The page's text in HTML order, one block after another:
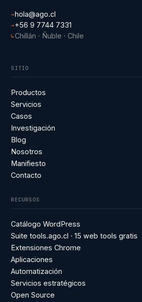
→hola@ago.cl
→ +56 9 7744 7331
↳Chillán · Ñuble · Chile
SITIO
Productos
Servicios
Casos
Investigación
Blog
Nosotros
Manifiesto
Contacto
RECURSOS
Catálogo WordPress
Suite tools.ago.cl · 15 web tools gratis
Extensiones Chrome
Aplicaciones
Automatización
Servicios estratégicos
Open Source